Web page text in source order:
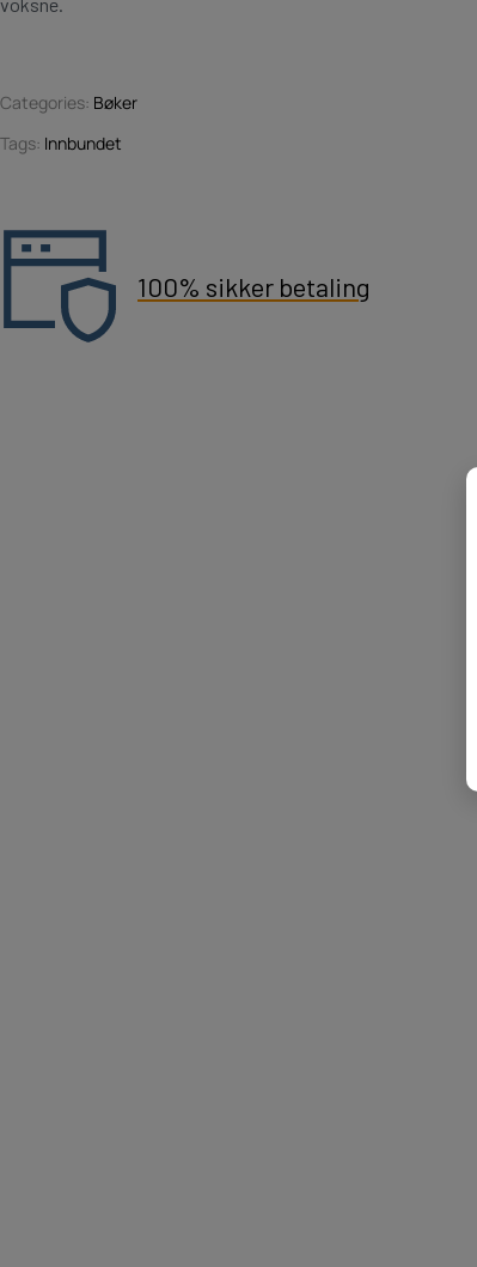
Categories: Bøker
Tags: Innbundet
100% sikker betaling